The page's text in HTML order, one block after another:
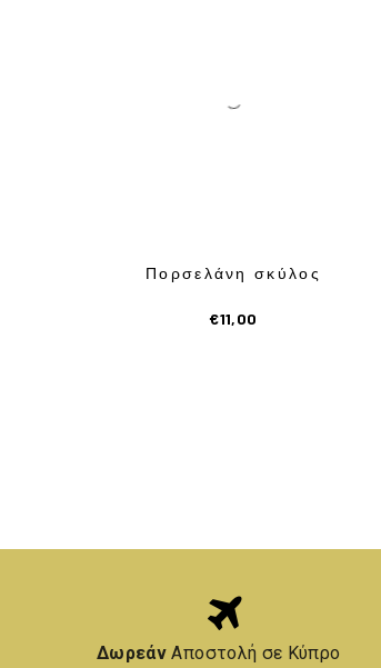
Πορσελάνη σκύλος
€11,00
ΔωρεάνΑποστολή σε Κύπρο